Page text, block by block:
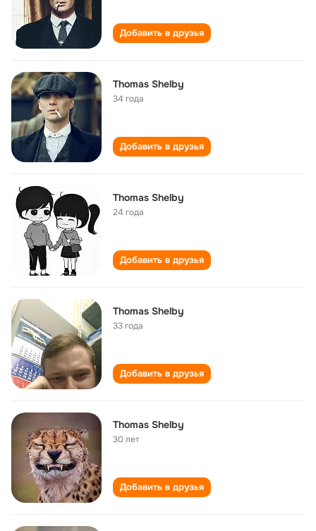
Добавить в друзья
Thomas Shelby
34 года
Добавить в друзья
Thomas Shelby
24 года
Добавить в друзья
Thomas Shelby
33 года
Добавить в друзья
Thomas Shelby
30 лет
Добавить в друзья